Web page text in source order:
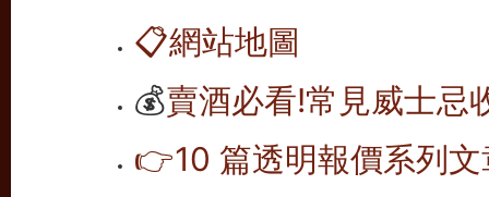
📋網站地圖
💰賣酒必看!常見威士忌
👉10 篇透明報價系列